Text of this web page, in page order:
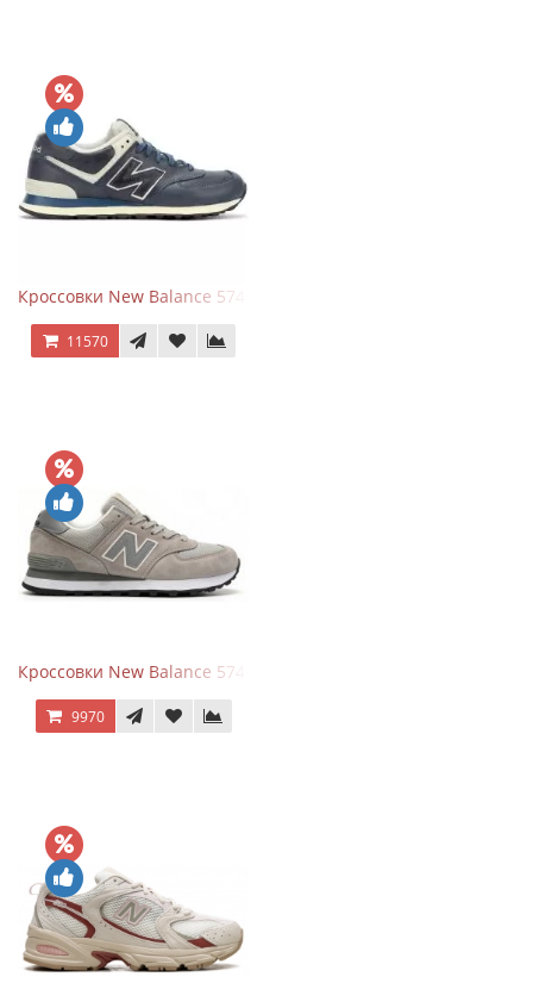
Кроссовки New Balance 574 Classic Blue White Leather
11570
Кроссовки New Balance 574 Silver Summer Fog
9970